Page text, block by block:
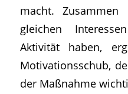
macht.
gleichen
Aktivität haben,
Motivationsschub,
der Maßnahme